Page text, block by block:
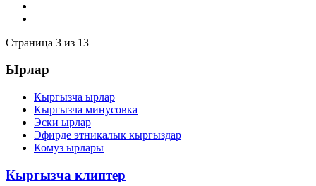
Страница 3 из 13
Ырлар
Кыргызча ырлар
Кыргызча минусовка
Эски ырлар
Эфирде этникалык кыргыздар
Комуз ырлары
Кыргызча клиптер